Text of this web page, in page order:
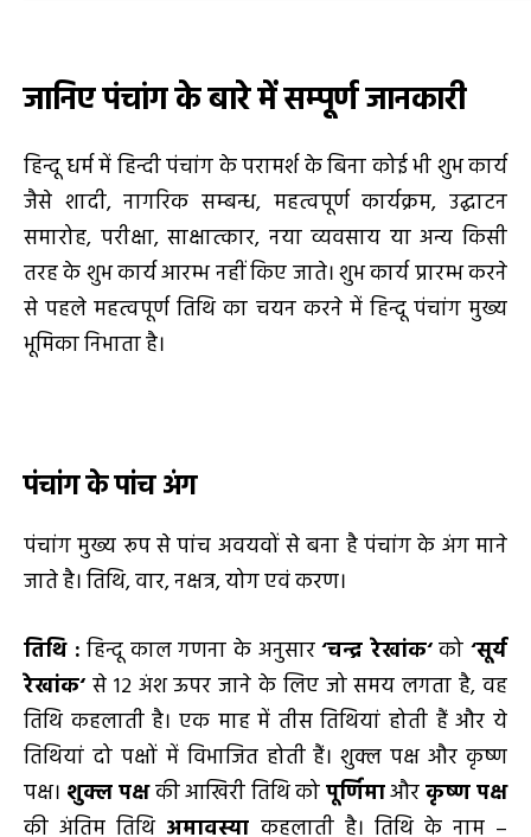
जानिए पंचांग के बारे में सम्पूर्ण जानकारी
हिन्दू धर्म में हिन्दी पंचांग के परामर्श के बिना कोई भी शुभ कार्य
जैसे शादी, नागरिक सम्बन्ध, महत्वपूर्ण कार्यक्रम, उद्घाटन
समारोह, परीक्षा, साक्षात्कार, नया व्यवसाय या अन्य किसी
तरह के शुभ कार्य आरम्भ नहीं किए जाते। शुभ कार्य प्रारम्भ करने
से पहले महत्वपूर्ण तिथि का चयन करने में हिन्दू पंचांग मुख्य
भूमिका निभाता है।
पंचांग के पांच अंग
पंचांग मुख्य रूप से पांच अवयवों से बना है पंचांग के अंग माने
जाते है। तिथि, वार, नक्षत्र, योग एवं करण।
तिथि: हिन्दू काल गणना के अनुसार‘चन्द्र रेखांक‘को‘सूर्य
रेखांक‘ से 12 अंश ऊपर जाने के लिए जो समय लगता है, वह
तिथि कहलाती है। एक माह में तीस तिथियां होती हैं और ये
तिथियां दो पक्षों में विभाजित होती हैं। शुक्ल पक्ष और कृष्ण
पक्ष। शुक्ल पक्षकी आखिरी तिथि कोपूर्णिमाऔरकृष्ण पक्ष
की अंतिम तिथि अमावस्या कहलाती है। तिथि के नाम –